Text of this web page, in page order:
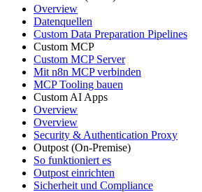
Overview
Datenquellen
Custom Data Preparation Pipelines
Custom MCP
Custom MCP Server
Mit n8n MCP verbinden
MCP Tooling bauen
Custom AI Apps
Overview
Overview
Security & Authentication Proxy
Outpost (On-Premise)
So funktioniert es
Outpost einrichten
Sicherheit und Compliance